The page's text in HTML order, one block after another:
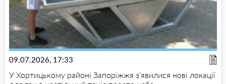
09.07.2026, 17:33
У Хортицькому районі Запоріжжя з’явилися нові локації